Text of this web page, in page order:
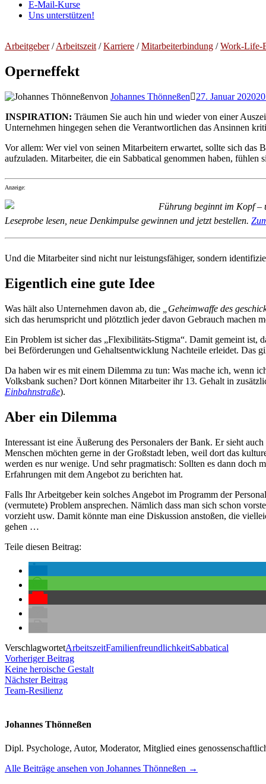
E-Mail-Kurse
Uns unterstützen!
Arbeitgeber/Arbeitszeit /Karriere /Mitarbeiterbindung /Work-Life-
Operneffekt
von Johannes Thönneßen 27. Januar 2020
INSPIRATION: Träumen Sie auch hin und wieder von einer
Unternehmen hingegen sehen die Verantwortlichen das Ansinnen
Vor allem: Wer viel von seinen Mitarbeitern erwartet, sollte sich das
aufzuladen. Mitarbeiter, die ein Sabbatical genommen haben, fühlen
Anzeige:
Führung beginnt im Kopf –
Leseprobe lesen, neue Denkimpulse gewinnen und jetzt bestellen.
Und die Mitarbeiter sind nicht nur leistungsfähiger, sondern
Eigentlich eine gute Idee
Was hält also Unternehmen davon ab, die
„Geheimwaffe des
sich das herumspricht und plötztlich jeder davon Gebrauch machen
Ein Problem ist sicher das „Flexibilitäts-Stigma“. Damit gemeint ist,
bei Beförderungen und Gehaltsentwicklung Nachteile erleidet. Das
Da haben wir es mit einem Dilemma zu tun: Was mache ich, wenn
Volksbank suchen? Dort können Mitarbeiter ihr 13. Gehalt in
Einbahnstraße).
Aber ein Dilemma
Interessant ist eine Äußerung des Personalers der Bank. Er sieht
Menschen möchten gerne in der Großstadt leben, weil dort das
werden es nur wenige. Und sehr pragmatisch: Sollten es dann doch
Erfahrungen mit dem Angebot zu berichten hat.
Falls Ihr Arbeitgeber kein solches Angebot im Programm der
(vermutete) Problem ansprechen. Nämlich dass man sich schon
vorzieht usw. Damit könnte man eine Diskussion anstoßen, die
gehen …
Teile diesen Beitrag:
VerschlagwortetArbeitszeitFamilienfreundlichkeitSabbatical
Beitragsnavigation
Vorheriger BeitragVorheriger
Beitrag:
Keine heroische Gestalt
Nächster BeitragNächster
Team-Resilienz
Johannes Thönneßen
Dipl. Psychologe, Autor, Moderator, Mitglied eines
Alle Beiträge ansehen von Johannes Thönneßen →